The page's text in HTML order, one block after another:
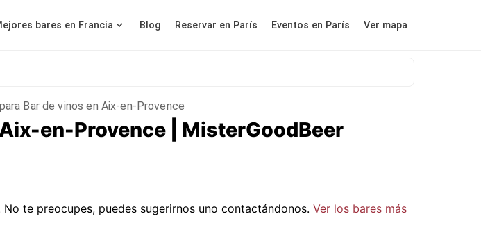
bares en Francia Blog Reservar en París Eventos en París Ver mapa
Bar de vinos en Aix-en-Provence
en-Provence | MisterGoodBeer
te preocupes, puedes sugerirnos uno contactándonos. Ver los bares más